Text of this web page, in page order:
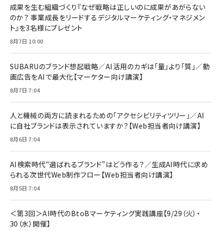
￥1,100
anan(アンアン)2026/07/08号 No.2502[2026
￥880
ママ投資家が育休中に１億貯めた株式投資
組織の成果を最大化する ルールのデザイン
￥1,980
Amazonランキングをもっと見る
すい ガイド枠付き いPhone17 (6.3インチ) 対応
2枚セット DSP25F1698
￥1,599
￥6,980
全ワイヤレスイヤホン/アクティブノイズキャンセリ
技術基準適合】ブラック
￥5,990
ケーブル Anker絡まないケーブル 240W 結束バン
ド付き USB PD対応 シリコン素材採用 iPhone
17 / 16 / 15 / Galaxy iPad Pro MacBook
Pro/Air 各種対応 (1.8m ミッドナイトブラック)
￥1,890
￥5,000
Anker PowerLine III Flow USB-C & USB-C
Pro/Air 各種対応 (1.8m ミッドナイトブラック)
￥1,890
サッポロ 生ビール 黒ラベル 350ml 缶 24本 ビー
ル ケース買い【6/30応募〆切! 黒ラベルビヤセラー
￥4,857
成果を生む組織づくり『なぜ戦略は正しいのに成果があがらない
のか？ 事業成長をリードするデジタルマーケティング・マネジメン
ト』を3名様にプレゼント
8月7日 10:00
SUBARUのブランド想起戦略／AI活用のカギは「量」より「質」／動
画広告をAIで最大化【マーケター向け講演】
8月7日 7:04
人と機械の両方に読まれるための「アクセシビリティツリー」／AI
に自社ブランドは表示されていますか？【Web担当者向け講演】
8月6日 7:04
AI検索時代“選ばれるブランド”はどう作る？／生成AI時代に求め
られる次世代Web制作フロー【Web担当者向け講演】
8月5日 7:04
＜第3回＞AI時代のBtoBマーケティング実践講座【9/29（火）・
30（水）開催】